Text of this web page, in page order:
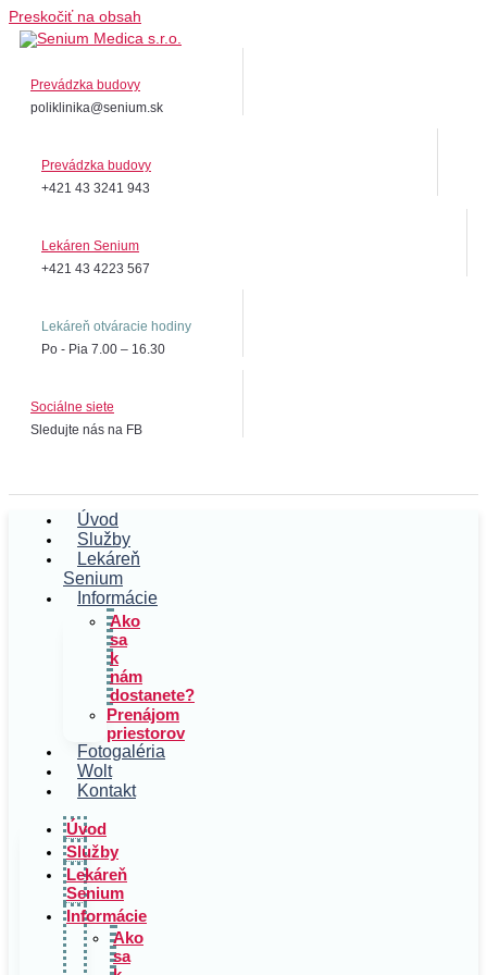
Preskočiť na obsah
Prevádzka budovy
poliklinika@senium.sk
Prevádzka budovy
+421 43 3241 943
Lekáren Senium
+421 43 4223 567
Lekáreň otváracie hodiny
Po - Pia 7.00 – 16.30
Sociálne siete
Sledujte nás na FB
Úvod
Služby
Lekáreň
Senium
Informácie
Ako
sa
k
nám
dostanete?
Prenájom
priestorov
Fotogaléria
Wolt
Kontakt
Úvod
Služby
Lekáreň
Senium
Informácie
Ako
sa